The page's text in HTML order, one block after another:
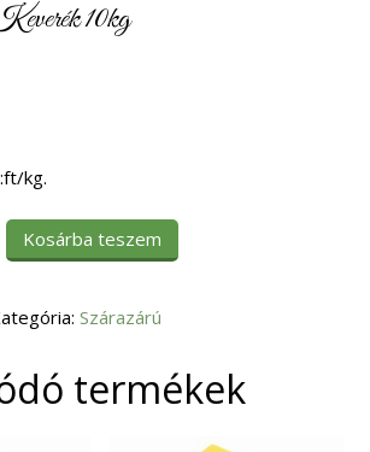
10kg
kg.
Kosárba teszem
Szárazárú
termékek